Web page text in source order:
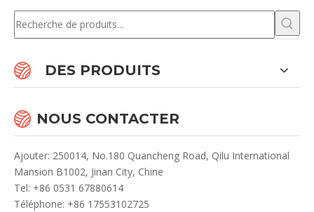
DES PRODUITS
NOUS CONTACTER
Ajouter: 250014, No.180 Quancheng Road, Qilu International
Mansion B1002, Jinan City, Chine
Tel: +86 0531 67880614
Téléphone: +86 17553102725